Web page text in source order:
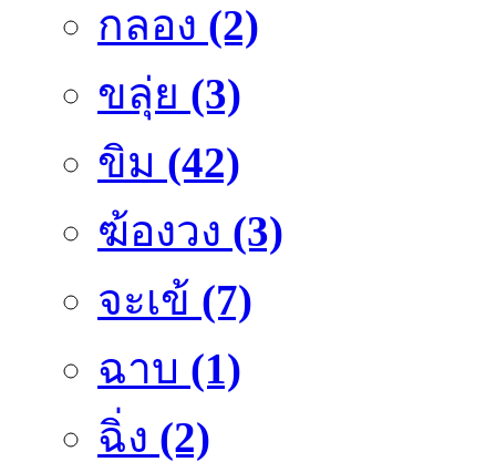
กลอง (2)
ขลุ่ย (3)
ขิม (42)
ฆ้องวง (3)
จะเข้ (7)
ฉาบ (1)
ฉิ่ง (2)